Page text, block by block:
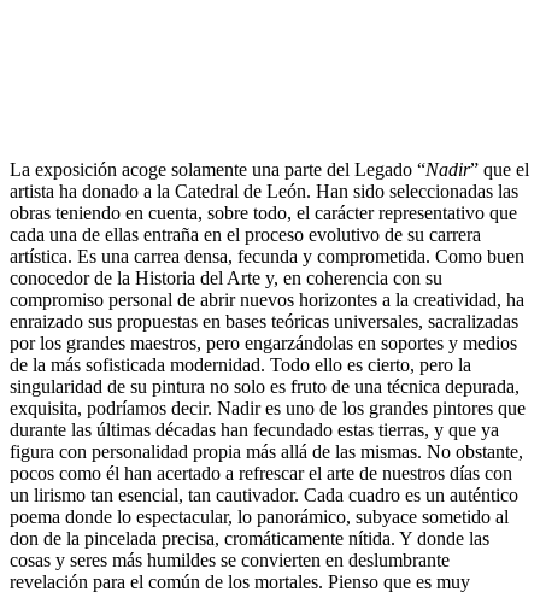
La exposición acoge solamente una parte del Legado “Nadir” que el
artista ha donado a la Catedral de León. Han sido seleccionadas las
obras teniendo en cuenta, sobre todo, el carácter representativo que
cada una de ellas entraña en el proceso evolutivo de su carrera
artística. Es una carrea densa, fecunda y comprometida. Como buen
conocedor de la Historia del Arte y, en coherencia con su
compromiso personal de abrir nuevos horizontes a la creatividad, ha
enraizado sus propuestas en bases teóricas universales, sacralizadas
por los grandes maestros, pero engarzándolas en soportes y medios
de la más sofisticada modernidad. Todo ello es cierto, pero la
singularidad de su pintura no solo es fruto de una técnica depurada,
exquisita, podríamos decir. Nadir es uno de los grandes pintores que
durante las últimas décadas han fecundado estas tierras, y que ya
figura con personalidad propia más allá de las mismas. No obstante,
pocos como él han acertado a refrescar el arte de nuestros días con
un lirismo tan esencial, tan cautivador. Cada cuadro es un auténtico
poema donde lo espectacular, lo panorámico, subyace sometido al
don de la pincelada precisa, cromáticamente nítida. Y donde las
cosas y seres más humildes se convierten en deslumbrante
revelación para el común de los mortales. Pienso que es muy